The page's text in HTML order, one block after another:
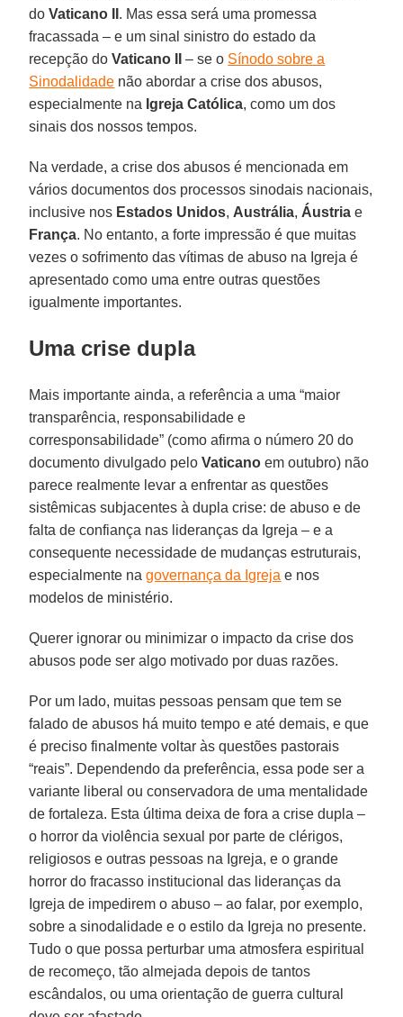
doVaticano II . Mas essa será uma promessa
fracassada – e um sinal sinistro do estado da
recepção doVaticano II – se o Sínodo sobre a
Sinodalidade não abordar a crise dos abusos,
especialmente na Igreja Católica, como um dos
sinais dos nossos tempos.
Na verdade, a crise dos abusos é mencionada em
vários documentos dos processos sinodais nacionais,
inclusive nos Estados Unidos, Austrália, Áustria e
França. No entanto, a forte impressão é que muitas
vezes o sofrimento das vítimas de abuso na Igreja é
apresentado como uma entre outras questões
igualmente importantes.
Uma crise dupla
Mais importante ainda, a referência a uma “maior
transparência, responsabilidade e
corresponsabilidade” (como afirma o número 20 do
documento divulgado peloVaticano em outubro) não
parece realmente levar a enfrentar as questões
sistêmicas subjacentes à dupla crise: de abuso e de
falta de confiança nas lideranças da Igreja – e a
consequente necessidade de mudanças estruturais,
especialmente nagovernança da Igreja e nos
modelos de ministério.
Querer ignorar ou minimizar o impacto da crise dos
abusos pode ser algo motivado por duas razões.
Por um lado, muitas pessoas pensam que tem se
falado de abusos há muito tempo e até demais, e que
é preciso finalmente voltar às questões pastorais
“reais”. Dependendo da preferência, essa pode ser a
variante liberal ou conservadora de uma mentalidade
de fortaleza. Esta última deixa de fora a crise dupla –
o horror da violência sexual por parte de clérigos,
religiosos e outras pessoas na Igreja, e o grande
horror do fracasso institucional das lideranças da
Igreja de impedirem o abuso – ao falar, por exemplo,
sobre a sinodalidade e o estilo da Igreja no presente.
Tudo o que possa perturbar uma atmosfera espiritual
de recomeço, tão almejada depois de tantos
escândalos, ou uma orientação de guerra cultural